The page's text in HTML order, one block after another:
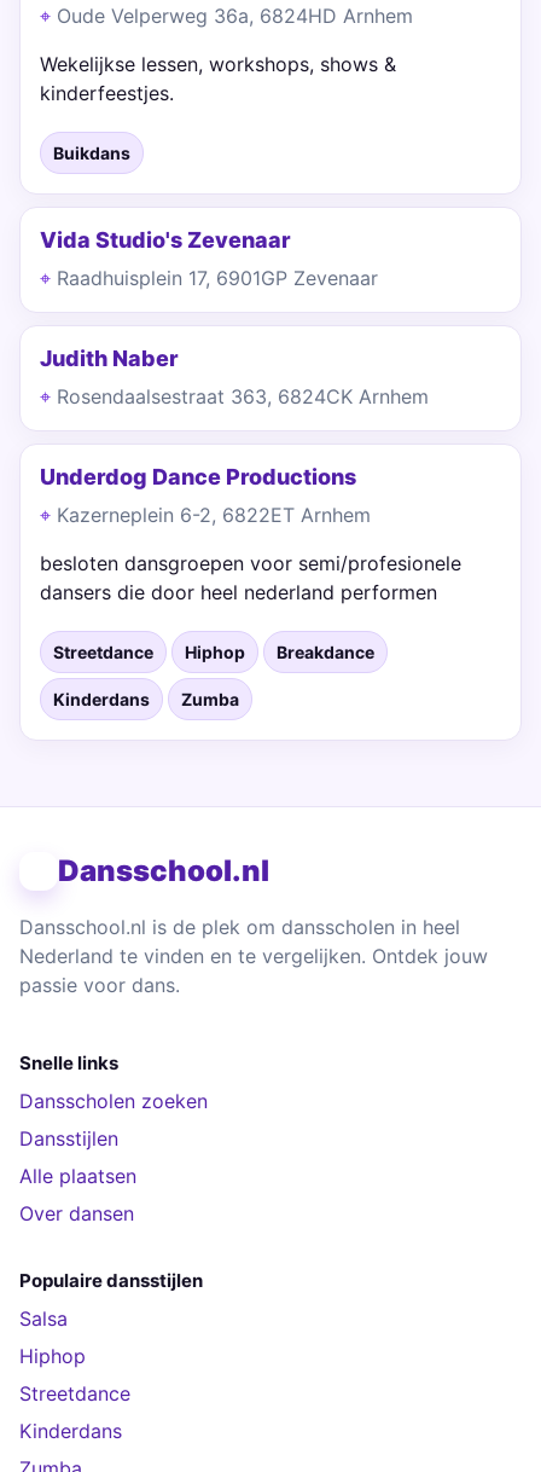
Oude Velperweg 36a, 6824HD Arnhem
Wekelijkse lessen, workshops, shows &
kinderfeestjes.
Buikdans
Vida Studio's Zevenaar
Raadhuisplein 17, 6901GP Zevenaar
Judith Naber
Rosendaalsestraat 363, 6824CK Arnhem
Underdog Dance Productions
Kazerneplein 6-2, 6822ET Arnhem
besloten dansgroepen voor semi/profesionele
dansers die door heel nederland performen
Streetdance Hiphop Breakdance
Kinderdans Zumba
Dansschool.nl
Dansschool.nl is de plek om dansscholen in heel
Nederland te vinden en te vergelijken. Ontdek jouw
passie voor dans.
Snelle links
Dansscholen zoeken
Dansstijlen
Alle plaatsen
Over dansen
Populaire dansstijlen
Salsa
Hiphop
Streetdance
Kinderdans